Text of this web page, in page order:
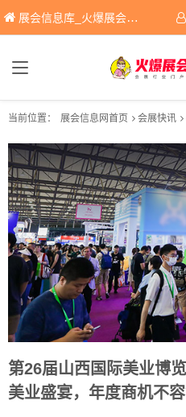
展会信息库_火爆展会网免费展会信息查询平台，提供专业会展服务！
当前位置： 展会信息网首页 会展快讯
第26届山西国际美业博
美业盛宴，年度商机不容